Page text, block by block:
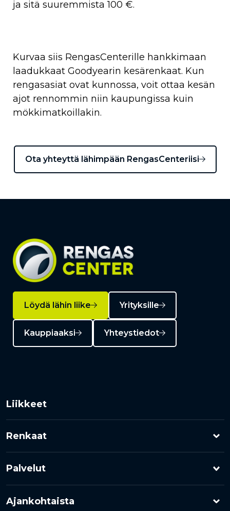
ja sitä suuremmista 100 €.
Kurvaa siis RengasCenterille hankkimaan
laadukkaat Goodyearin kesärenkaat. Kun
rengasasiat ovat kunnossa, voit ottaa kesän
ajot rennommin niin kaupungissa kuin
mökkimatkoillakin.
Ota yhteyttä lähimpään RengasCenteriisi
Löydä lähin liike Yrityksille
Kauppiaaksi Yhteystiedot
Liikkeet
Renkaat
Henkilöauton renkaat
Kuorma-auton renkaat
Palvelut
Rengashotelli
Ajankohtaista